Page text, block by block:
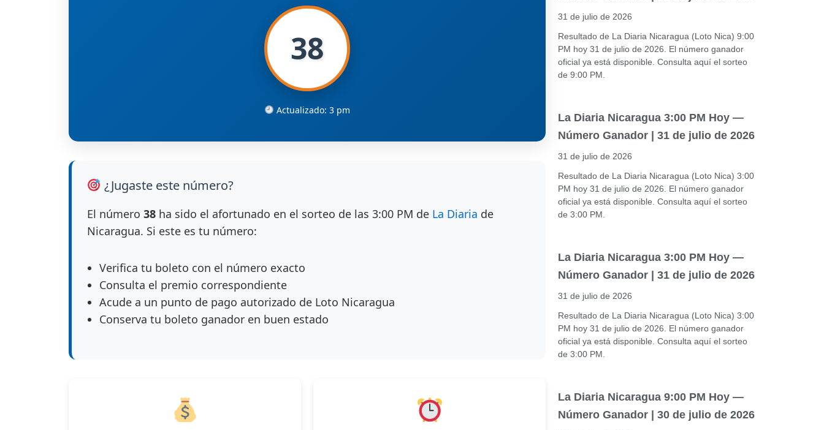
38
Actualizado: 3 pm
¿Jugaste este número?
El número 38 ha sido el afortunado en el sorteo de las 3:00 PM de La Diaria de
Nicaragua. Si este es tu número:
Verifica tu boleto con el número exacto
Consulta el premio correspondiente
Acude a un punto de pago autorizado de Loto Nicaragua
Conserva tu boleto ganador en buen estado
31 de julio de 2026
Resultado de La Diaria Nicaragua (Loto Nica) 9:00
PM hoy 31 de julio de 2026. El número ganador
oficial ya está disponible. Consulta aquí el sorteo
de 9:00 PM.
La Diaria Nicaragua 3:00 PM Hoy —
Número Ganador | 31 de julio de 2026
31 de julio de 2026
Resultado de La Diaria Nicaragua (Loto Nica) 3:00
PM hoy 31 de julio de 2026. El número ganador
oficial ya está disponible. Consulta aquí el sorteo
de 3:00 PM.
La Diaria Nicaragua 3:00 PM Hoy —
Número Ganador | 31 de julio de 2026
31 de julio de 2026
Resultado de La Diaria Nicaragua (Loto Nica) 3:00
PM hoy 31 de julio de 2026. El número ganador
oficial ya está disponible. Consulta aquí el sorteo
de 3:00 PM.
La Diaria Nicaragua 9:00 PM Hoy —
Número Ganador | 30 de julio de 2026